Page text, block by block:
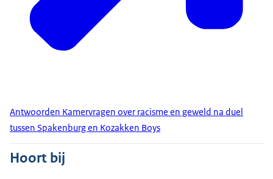
Antwoorden Kamervragen over racisme en geweld na duel
tussen Spakenburg en Kozakken Boys
Hoort bij